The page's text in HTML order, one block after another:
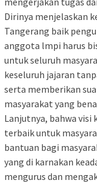
Dirinya menjelaskan
Tangerang baik
anggota lmpi harus
untuk seluruh
keseluruh jajaran
serta memberikan
masyarakat yang
Lanjutnya, bahwa visi
terbaik untuk
bantuan bagi
yang di karnakan
mengurus dan